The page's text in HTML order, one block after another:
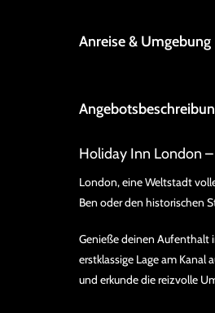
Anreise & Umgebung
Holiday Inn London
London, eine Weltstadt
Ben oder den historischen
Genieße deinen Aufenthalt
erstklassige Lage am Kanal
und erkunde die reizvolle